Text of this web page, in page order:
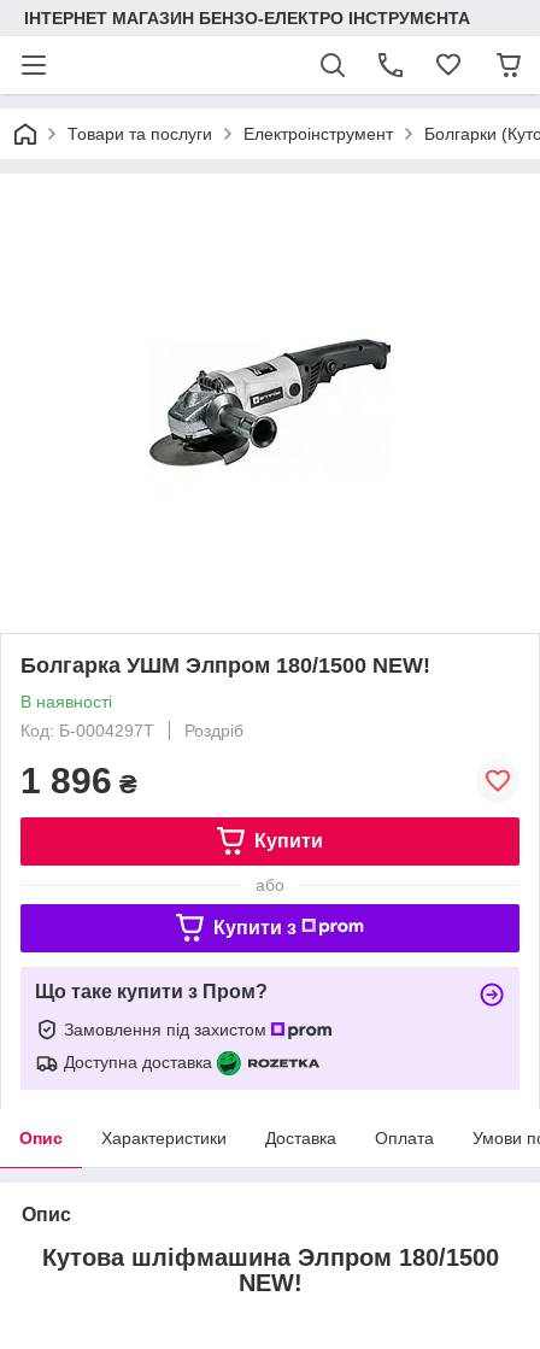
ІНТЕРНЕТ МАГАЗИН БЕНЗО-ЕЛЕКТРО ІНСТРУМЄНТА
Товари та послуги Електроінструмент Болгарки
Болгарка УШМ Элпром 180/1500 NEW!
В наявності
Код: Б-0004297T
Роздріб
1 896 ₴
Купити
або
Купити з
Що таке купити з Пром?
Замовлення під захистом
Доступна доставка
Опис Характеристики Доставка Оплата Умови
Опис
Кутова шліфмашина Элпром 180/1500
NEW!